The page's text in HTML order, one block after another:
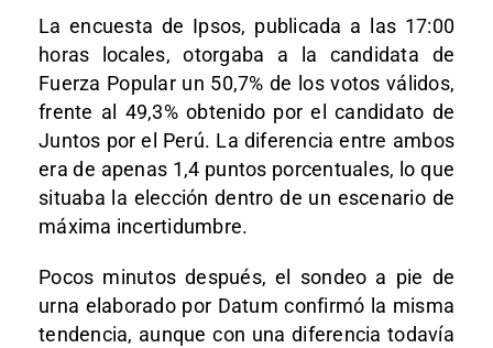
La encuesta de Ipsos, publicada a las 17:00
horas locales, otorgaba a la candidata de
Fuerza Popular un 50,7% de los votos válidos,
frente al 49,3% obtenido por el candidato de
Juntos por el Perú. La diferencia entre ambos
era de apenas 1,4 puntos porcentuales, lo que
situaba la elección dentro de un escenario de
máxima incertidumbre.
Pocos minutos después, el sondeo a pie de
urna elaborado por Datum confirmó la misma
tendencia, aunque con una diferencia todavía